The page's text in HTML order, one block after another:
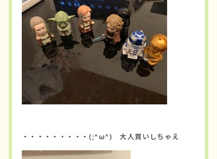
・・・・・・・・・(;^ω^) 大人買いしちゃえ